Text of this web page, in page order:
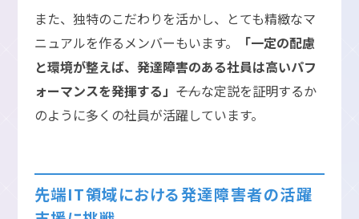
また、独特のこだわりを活かし、とても精緻なマ
ニュアルを作るメンバーもいます。
「一定の配慮
と環境が整えば、発達障害のある社員は高いパフ
ォーマンスを発揮する」 ――そんな定説を証明するか
のように多くの社員が活躍しています。
先端IT領域における発達障害者の活躍